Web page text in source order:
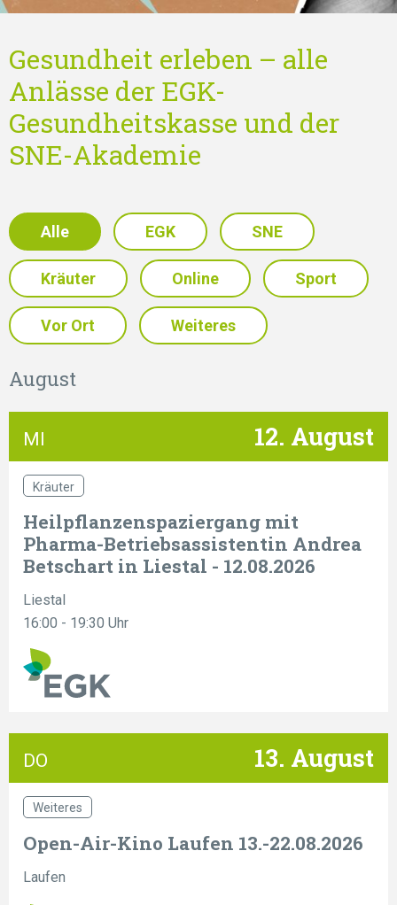
Gesundheit erleben – alle
Anlässe der EGK-
Gesundheitskasse und der
SNE-Akademie
Alle EGK SNE
Kräuter Online Sport
Vor Ort Weiteres
August
MI 12. August
Kräuter
Heilpflanzenspaziergang mit
Pharma-Betriebsassistentin Andrea
Betschart in Liestal - 12.08.2026
Liestal
16:00 - 19:30 Uhr
DO 13. August
Weiteres
Open-Air-Kino Laufen 13.-22.08.2026
Laufen